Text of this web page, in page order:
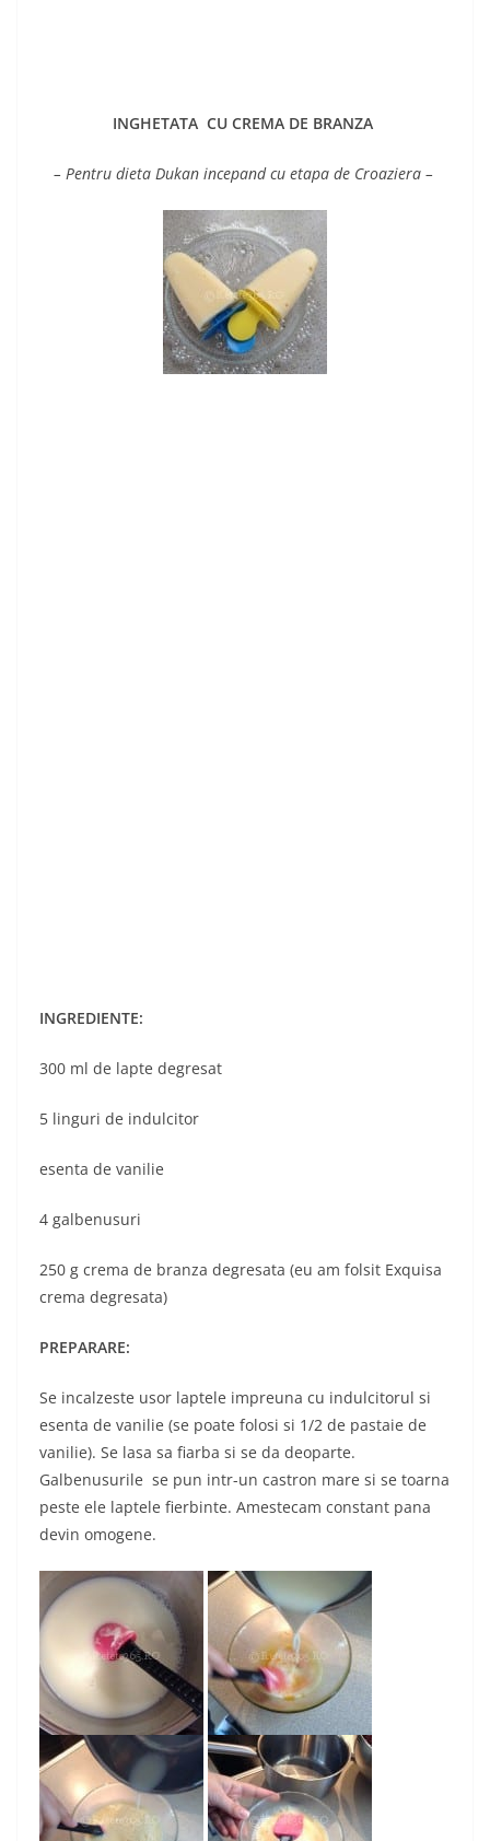
INGHETATA CU CREMA DE BRANZA
– Pentru dieta Dukan incepand cu etapa de Croaziera –
INGREDIENTE:
300 ml de lapte degresat
5 linguri de indulcitor
esenta de vanilie
4 galbenusuri
250 g crema de branza degresata (eu am folsit Exquisa
crema degresata)
PREPARARE:
Se incalzeste usor laptele impreuna cu indulcitorul si
esenta de vanilie (se poate folosi si 1/2 de pastaie de
vanilie). Se lasa sa fiarba si se da deoparte.
Galbenusurile se pun intr-un castron mare si se toarna
peste ele laptele fierbinte. Amestecam constant pana
devin omogene.